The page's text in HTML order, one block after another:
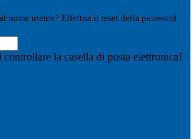
nome utente? Effettua il reset della password
la casella di posta elettronica!